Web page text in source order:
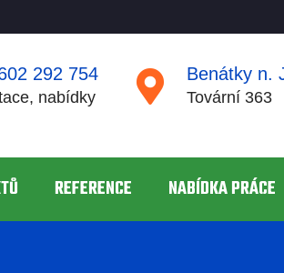
292 754
nabídky
Benátky n.
Tovární 363
REFERENCE NABÍDKA PRÁCE